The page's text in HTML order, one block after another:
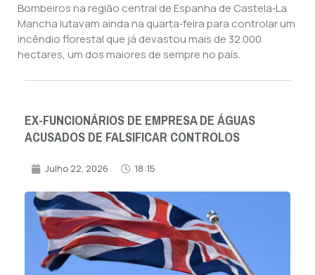
Bombeiros na região central de Espanha de Castela‑La
Mancha lutavam ainda na quarta‑feira para controlar um
incêndio florestal que já devastou mais de 32.000
hectares, um dos maiores de sempre no país.
EX-FUNCIONÁRIOS DE EMPRESA DE ÁGUAS
ACUSADOS DE FALSIFICAR CONTROLOS
Julho 22, 2026 18:15